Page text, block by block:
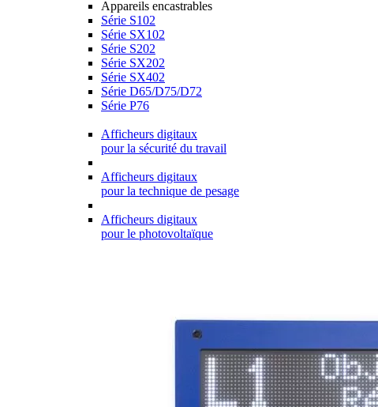
Appareils encastrables
Série S102
Série SX102
Série S202
Série SX202
Série SX402
Série D65/D75/D72
Série P76
Afficheurs digitaux
pour la sécurité du travail
Afficheurs digitaux
pour la technique de pesage
Afficheurs digitaux
pour le photovoltaïque